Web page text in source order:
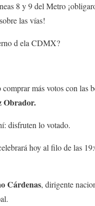
8 y 9 del Metro
las vías!
d ela CDMX?
más votos con las
Obrador.
disfruten lo votado.
hoy al filo de las
Cárdenas, dirigente